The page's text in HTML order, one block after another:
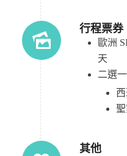
行程票券
歐洲
天
二選一
其他